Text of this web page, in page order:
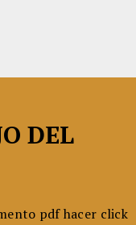
DEL
pdf hacer click